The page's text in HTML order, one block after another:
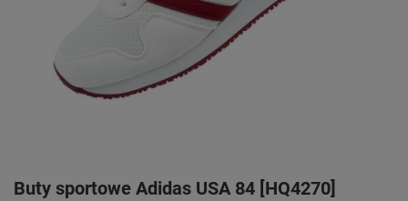
Buty sportowe Adidas USA 84 [HQ4270]